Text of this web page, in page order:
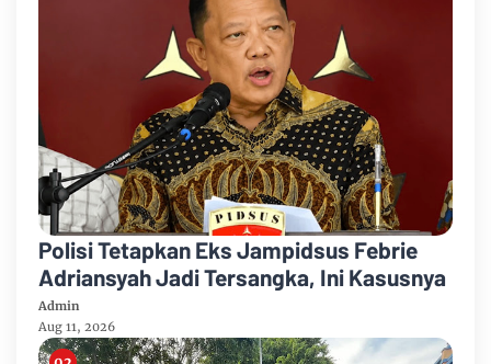
Polisi Tetapkan Eks Jampidsus Febrie
Adriansyah Jadi Tersangka, Ini Kasusnya
Admin
Aug 11, 2026